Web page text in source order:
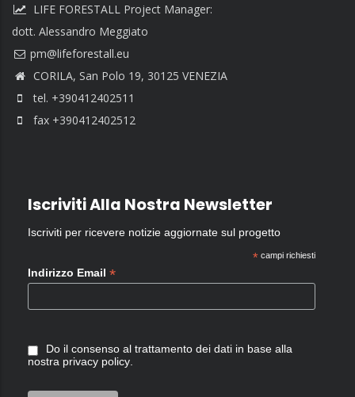
LIFE FORESTALL Project Manager:
dott. Alessandro Meggiato
CORILA, San Polo 19, 30125 VENEZIA
tel. +390412402511
fax +390412402512
Iscriviti Alla Nostra Newsletter
Iscriviti per ricevere notizie aggiornate sul progetto
*campi richiesti
Indirizzo Email *
Do il consenso al trattamento dei dati in base alla
nostra privacy policy.